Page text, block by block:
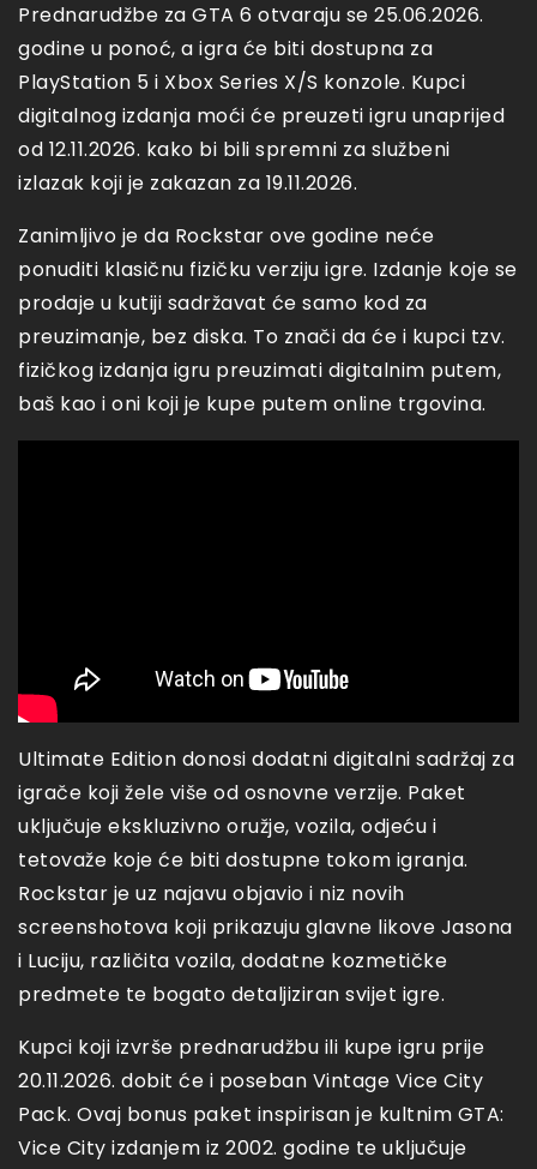
Prednarudžbe za GTA 6 otvaraju se 25.06.2026.
godine u ponoć, a igra će biti dostupna za
PlayStation 5 i Xbox Series X/S konzole. Kupci
digitalnog izdanja moći će preuzeti igru unaprijed
od 12.11.2026. kako bi bili spremni za službeni
izlazak koji je zakazan za 19.11.2026.
Zanimljivo je da Rockstar ove godine neće
ponuditi klasičnu fizičku verziju igre. Izdanje koje se
prodaje u kutiji sadržavat će samo kod za
preuzimanje, bez diska. To znači da će i kupci tzv.
fizičkog izdanja igru preuzimati digitalnim putem,
baš kao i oni koji je kupe putem online trgovina.
Ultimate Edition donosi dodatni digitalni sadržaj za
igrače koji žele više od osnovne verzije. Paket
uključuje ekskluzivno oružje, vozila, odjeću i
tetovaže koje će biti dostupne tokom igranja.
Rockstar je uz najavu objavio i niz novih
screenshotova koji prikazuju glavne likove Jasona
i Luciju, različita vozila, dodatne kozmetičke
predmete te bogato detaljiziran svijet igre.
Kupci koji izvrše prednarudžbu ili kupe igru prije
20.11.2026. dobit će i poseban Vintage Vice City
Pack. Ovaj bonus paket inspirisan je kultnim GTA:
Vice City izdanjem iz 2002. godine te uključuje